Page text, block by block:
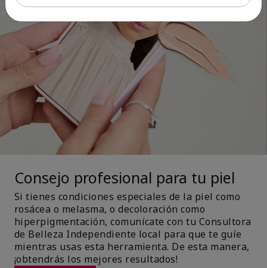
Consejo profesional para tu piel
Si tienes condiciones especiales de la piel como
rosácea o melasma, o decoloración como
hiperpigmentación, comunícate con tu Consultora
de Belleza Independiente local para que te guíe
mientras usas esta herramienta. De esta manera,
¡obtendrás los mejores resultados!